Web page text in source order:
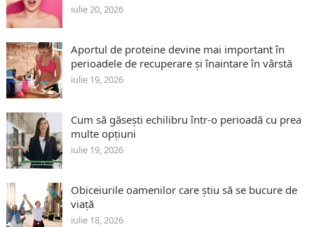
iulie 20, 2026
Aportul de proteine devine mai important în
perioadele de recuperare și înaintare în vârstă
iulie 19, 2026
Cum să găsești echilibru într-o perioadă cu prea
multe opțiuni
iulie 19, 2026
Obiceiurile oamenilor care știu să se bucure de
viață
iulie 18, 2026